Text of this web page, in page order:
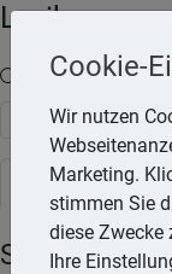
Lexika
Volltext-Suche
Steuerlexikon
Sachspenden
Cookie-
Wir nutzen
Marketing.
stimmen Sie
diese Zwecke
Ihre